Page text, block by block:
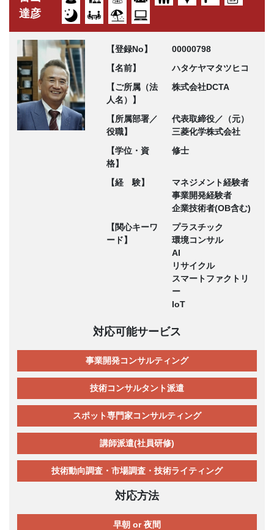
達彦
【登録No】
00000798
【名前】
ハタケヤマタツヒコ
【ご所属（法
人名）】
株式会社DCTA
【所属部署／
役職】
代表取締役／（元）
三菱化学株式会社
【学位・資
格】
修士
【経 験】
マネジメント経験者
事業開発経験者
企業技術者(OB含む)
【関心キーワ
ード】
プラスチック
環境コンサル
AI
リサイクル
スマートファクトリ
ー
IoT
対応可能サービス
事業開発コンサルティング
技術コンサルタント派遣
スポット専門家コンサルティング
講師派遣(社員研修)
技術動向調査・市場調査・技術ライティング
対応方法
早朝 or 夜間